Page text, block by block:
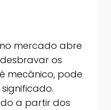
mercado abre
os
mecânico, pode
a partir dos